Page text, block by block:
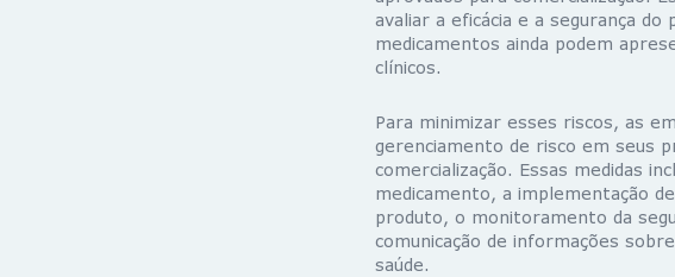
avaliar a eficácia e a segurança
medicamentos ainda podem
clínicos.
Para minimizar esses riscos, as
gerenciamento de risco em seus
comercialização. Essas medidas
medicamento, a implementação
produto, o monitoramento da
comunicação de informações
saúde.